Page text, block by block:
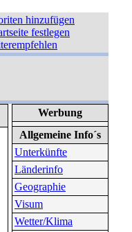
hinzufügen
festlegen
Werbung
Allgemeine Info´s
Unterkünfte
Länderinfo
Geographie
Visum
Wetter/Klima